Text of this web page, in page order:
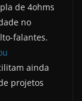
de 4ohms
no
falantes.
ainda
projetos